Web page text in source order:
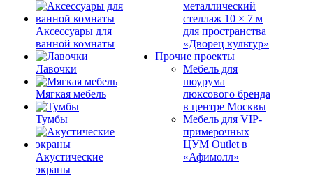
Аксессуары для
ванной комнаты
Лавочки
Мягкая мебель
Тумбы
Акустические
экраны
металлический
стеллаж 10 × 7 м
для пространства
«Дворец культур»
Прочие проекты
Мебель для
шоурума
люксового бренда
в центре Москвы
Мебель для VIP-
примерочных
ЦУМ Outlet в
«Афимолл»